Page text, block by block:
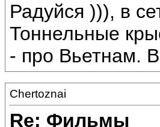
Радуйся ))), в
Тоннельные
- про Вьетнам.
Chertoznai
Re: Фильмы